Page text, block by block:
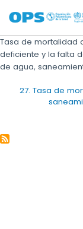
Tasa de mortalidad
deficiente y la falta
de agua,
27. Tasa de